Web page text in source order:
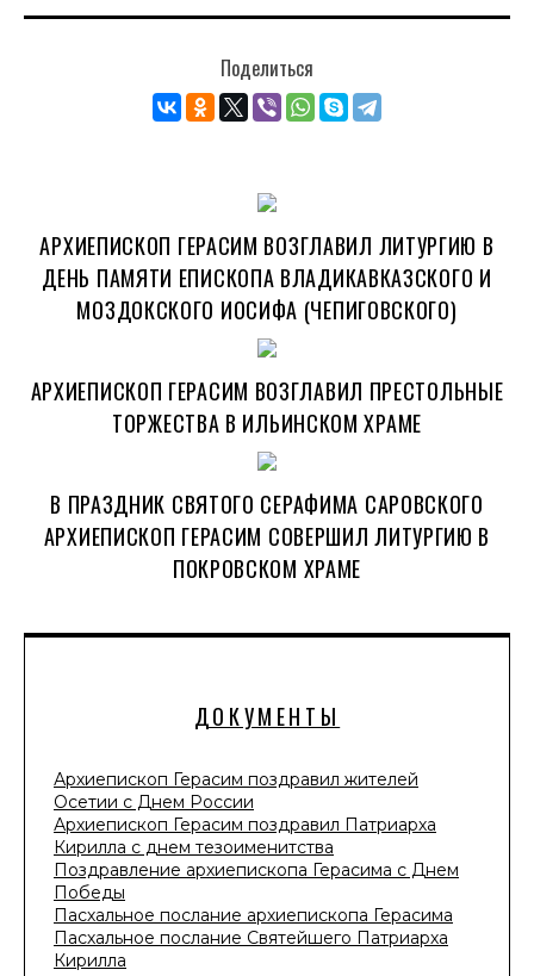
ДОКУМЕНТЫ
Архиепископ Герасим поздравил жителей
Осетии с Днем России
Архиепископ Герасим поздравил Патриарха
Кирилла с днем тезоименитства
Поздравление архиепископа Герасима с Днем
Победы
Пасхальное послание архиепископа Герасима
Пасхальное послание Святейшего Патриарха
Кирилла
Поделиться
АРХИЕПИСКОП ГЕРАСИМ ВОЗГЛАВИЛ ЛИТУРГИЮ В
ДЕНЬ ПАМЯТИ ЕПИСКОПА ВЛАДИКАВКАЗСКОГО И
МОЗДОКСКОГО ИОСИФА (ЧЕПИГОВСКОГО)
АРХИЕПИСКОП ГЕРАСИМ ВОЗГЛАВИЛ ПРЕСТОЛЬНЫЕ
ТОРЖЕСТВА В ИЛЬИНСКОМ ХРАМЕ
В ПРАЗДНИК СВЯТОГО СЕРАФИМА САРОВСКОГО
АРХИЕПИСКОП ГЕРАСИМ СОВЕРШИЛ ЛИТУРГИЮ В
ПОКРОВСКОМ ХРАМЕ